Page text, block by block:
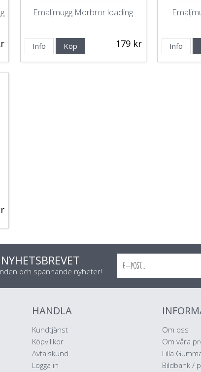
Emaljmugg Morbror loading
179 kr
Info Köp Info
och spännande nyheter!
HANDLA
Kundtjänst
Köpvillkor
Avtalskund
Logga in
Om oss
Om våra
Lilla
Bildbank /